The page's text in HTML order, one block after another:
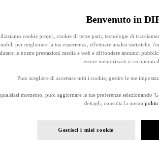
Benvenuto in
cookie propri, cookie di terze parti, tecnologie di
per migliorare la tua esperienza, effettuare analisi statistiche,
le nostre prestazioni media e web e diffondere annunci
essere memorizzati o recuperati
Puoi scegliere di accettare tutti i cookie, gestire le tue
momento, puoi aggiornare le tue preferenze selezionando
dettagli, consulta la nostra
Gestisci i miei cookie